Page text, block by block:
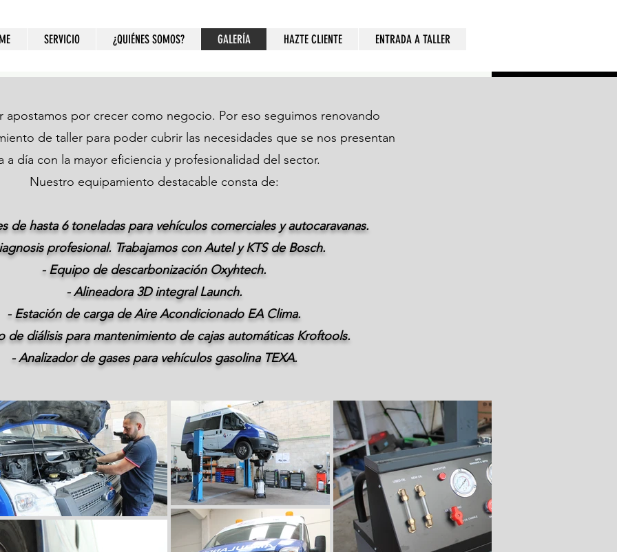
SERVICIO ¿QUIÉNES SOMOS? GALERÍA HAZTE CLIENTE ENTRADA A TALLER
apostamos por crecer como negocio. Por eso seguimos renovando
de taller para poder cubrir las necesidades que se nos presentan
a día con la mayor eficiencia y profesionalidad del sector.
Nuestro equipamiento destacable consta de:
de hasta 6 toneladas para vehículos comerciales y autocaravanas.
profesional. Trabajamos con Autel y KTS de Bosch.
- Equipo de descarbonización Oxyhtech.
- Alineadora 3D integral Launch.
- Estación de carga de Aire Acondicionado EA Clima.
de diálisis para mantenimiento de cajas automáticas Kroftools.
- Analizador de gases para vehículos gasolina TEXA.